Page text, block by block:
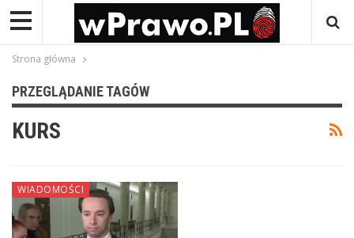
Strona główna
PRZEGLĄDANIE TAGÓW
KURS
WIADOMOŚCI